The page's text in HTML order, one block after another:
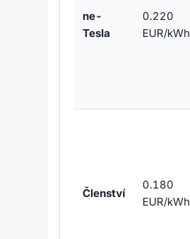
ne-
Tesla
0.220
EUR/kWh
Členství
0.180
EUR/kWh